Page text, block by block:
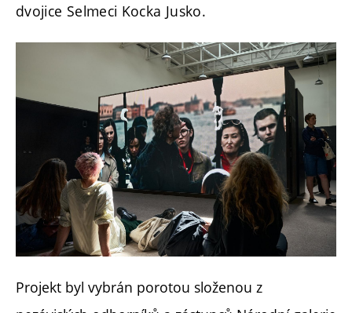
dvojice Selmeci Kocka Jusko.
Projekt byl vybrán porotou složenou z